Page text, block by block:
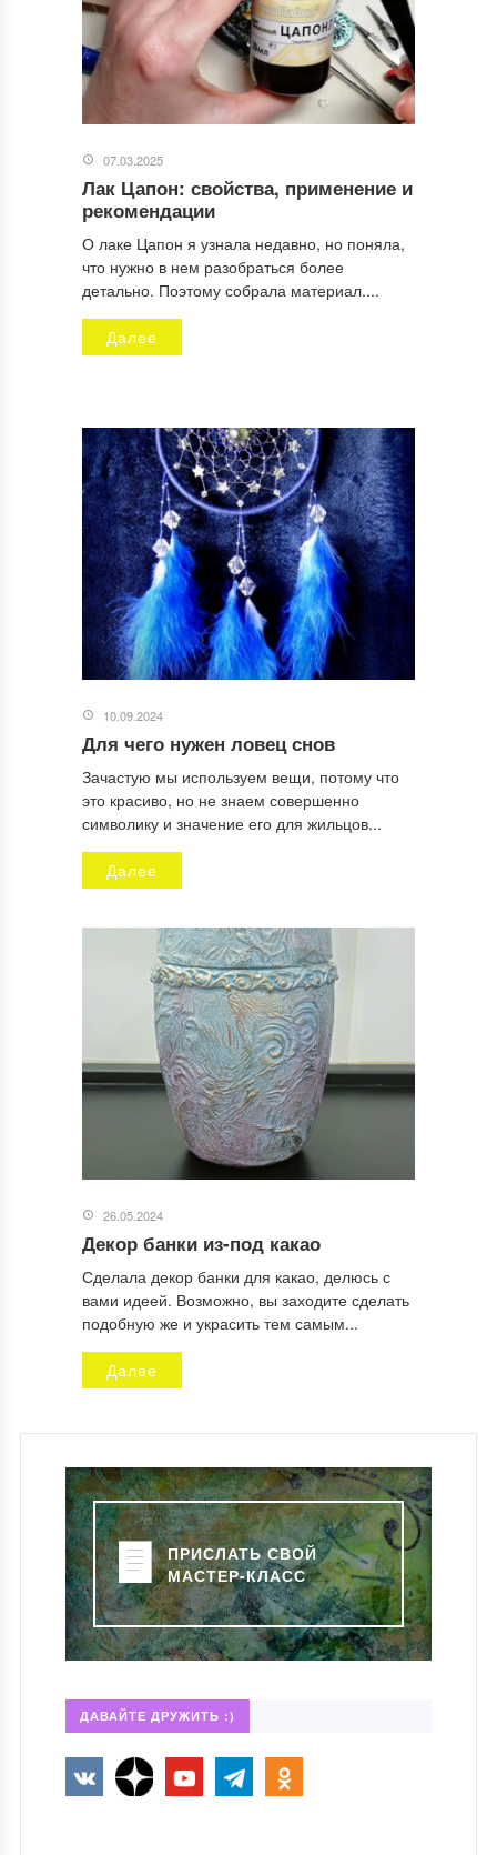
07.03.2025
Лак Цапон: свойства, применение и
рекомендации
О лаке Цапон я узнала недавно, но поняла,
что нужно в нем разобраться более
детально. Поэтому собрала материал....
Далее
10.09.2024
Для чего нужен ловец снов
Зачастую мы используем вещи, потому что
это красиво, но не знаем совершенно
символику и значение его для жильцов...
Далее
26.05.2024
Декор банки из-под какао
Сделала декор банки для какао, делюсь с
вами идеей. Возможно, вы заходите сделать
подобную же и украсить тем самым...
Далее
ПРИСЛАТЬ СВОЙ
МАСТЕР-КЛАСС
ДАВАЙТЕ ДРУЖИТЬ :)